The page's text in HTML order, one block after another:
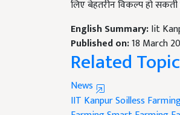
Published on:18 March
Related
News
IIT Kanpur
FarmingSmart Farming